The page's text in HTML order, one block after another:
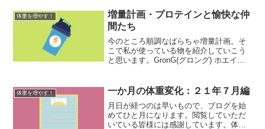
一口が重かった。５０ｍｌ飲むのに必死
だった。それが今では、プ...
体重を増やす！
増量計画・プロテインと愉快な仲
間たち
今のところ順調なばらちゃ増量計画。そ
こで私が使っている物を紹介していこう
と思います。GronG(グロング) ホエイプ
かしいですよね。米とかメイン調味料く
らいで...
体重を増やす！ 一か月の体重変化：２１年７月編
月日が経つのは早いもので、ブログを始
めてひと月になります。閲覧していただ
いている皆様には感謝しています。体重